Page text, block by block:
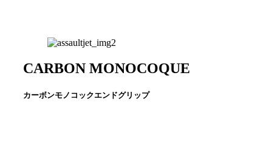
CARBON MONOCOQUE
カーボンモノコックエンドグリップ